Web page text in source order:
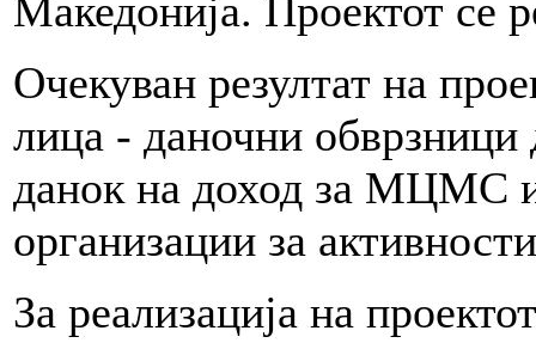
Македонија. Проектот се
Очекуван резултат на
лица - даночни обврзници
данок на доход за МЦМС
организации за
За реализација на